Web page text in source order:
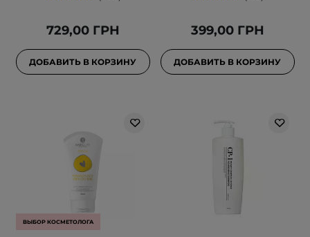
729,00 ГРН
ДОБАВИТЬ В КОРЗИНУ
399,00 ГРН
ДОБАВИТЬ В КОРЗИНУ
ВЫБОР КОСМЕТОЛОГА